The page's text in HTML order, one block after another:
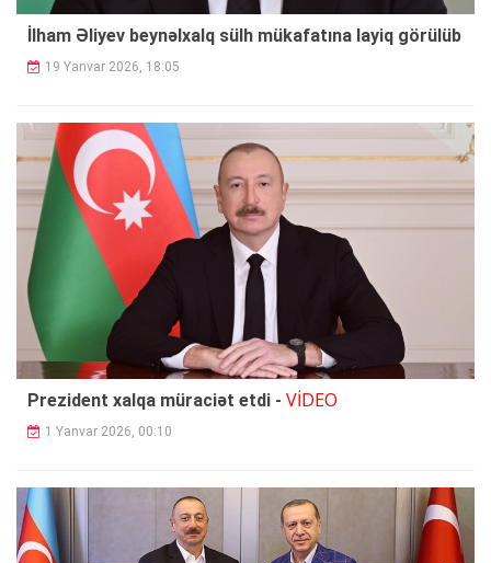
İlham Əliyev beynəlxalq sülh mükafatına layiq görülüb
19 Yanvar 2026, 18:05
Prezident xalqa müraciət etdi - VİDEO
1 Yanvar 2026, 00:10